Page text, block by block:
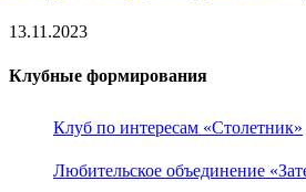
13.11.2023
Клубные формирования
Клуб по интересам «Столетник»
Любительское объединение